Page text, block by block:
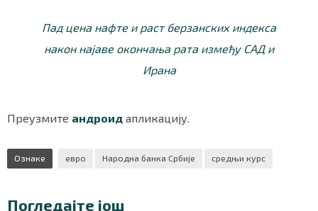
Пад цена нафте и раст берзанских индекса
након најаве окончања рата између САД и
Ирана
Преузмите андроид апликацију.
Ознаке евро Народна банка Србије средњи курс
Погледајте још
redakcija@gradskeinfo.rs
Маркетинг |Услови коришћења |Политика